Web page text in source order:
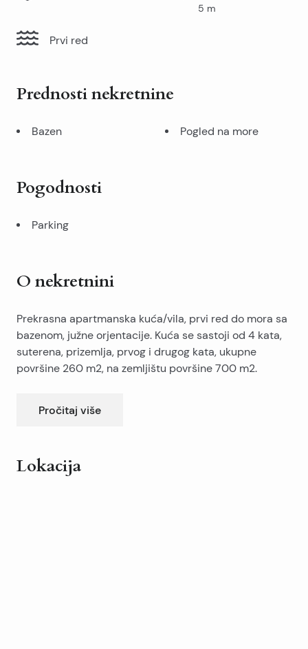
5 m
Prvi red
Prednosti nekretnine
Bazen Pogled na more
Pogodnosti
Parking
O nekretnini
Prekrasna apartmanska kuća/vila, prvi red do mora sa
bazenom, južne orjentacije. Kuća se sastoji od 4 kata,
suterena, prizemlja, prvog i drugog kata, ukupne
površine 260 m2, na zemljištu površine 700 m2.
Prizemlje se sastoji od 2 apartmana. Prvi apartman se
apartman se sastoji od 1 spavaće sobe, dnevni
telefon.
Pročitaj više
Lokacija